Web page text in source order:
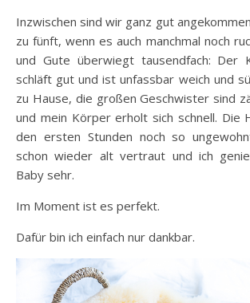
Inzwischen sind wir ganz gut
zu fünft, wenn es auch manchmal noch
und Gute überwiegt tausendfach: Der
schläft gut und ist unfassbar weich und
zu Hause, die großen Geschwister sind
und mein Körper erholt sich schnell. Die
den ersten Stunden noch so
schon wieder alt vertraut und ich
Baby sehr.
Im Moment ist es perfekt.
Dafür bin ich einfach nur dankbar.